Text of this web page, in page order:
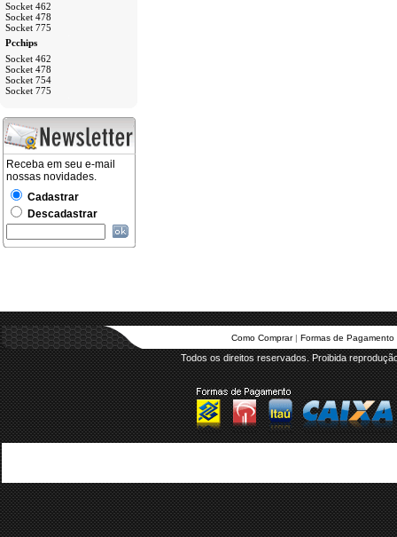
Socket 462
Socket 478
Socket 775
Pcchips
Socket 462
Socket 478
Socket 754
Socket 775
Como Comprar | Formas de Pagamento
Todos os direitos reservados. Proibida